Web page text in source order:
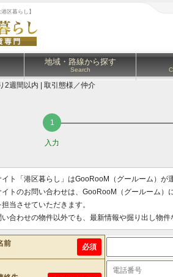
区暮らし】
地域・路線から探す
Search
2週間以内 | 取引態様／仲介
入力
イト「港区暮らし」はGooRooM（グールーム）
イトのお問い合わせは、GooRooM（グールーム
当させていただきます。
い合わせの物件以外でも、最新情報や掘り出し物
前 必須